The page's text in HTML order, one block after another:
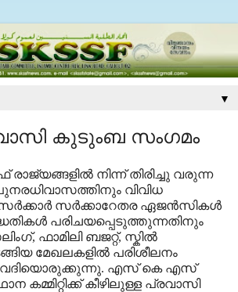
▼
കുടുംബ സംഗമം
നിന്ന് തിരിച്ചു വരുന്ന
വിവിധ
സർക്കാറേതര ഏജൻസികൾ
പരിചയപ്പെടുത്തുന്നതിനും
ഫാമിലി ബജറ്റ്, സ്കിൽ
മേഖലകളിൽ പരിശീലനം
എസ് കെ എസ്
കീഴിലുള്ള പ്രവാസി